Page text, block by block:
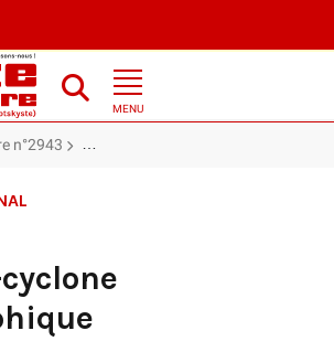
MENU
n°2943 Mayotte : un après-cyclone